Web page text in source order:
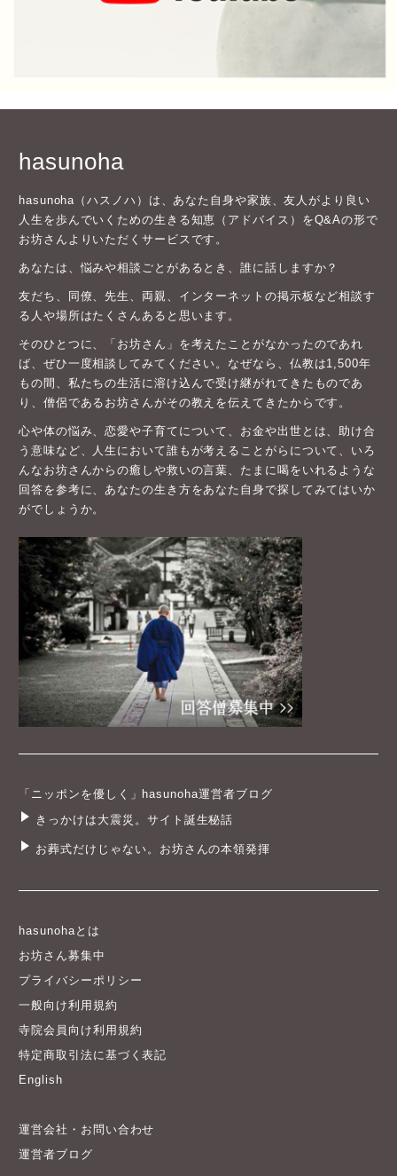
hasunoha
hasunoha（ハスノハ）は、あなた自身や家族、友人がより良い
人生を歩んでいくための生きる知恵（アドバイス）をQ&Aの形で
お坊さんよりいただくサービスです。
あなたは、悩みや相談ごとがあるとき、誰に話しますか？
友だち、同僚、先生、両親、インターネットの掲示板など相談す
る人や場所はたくさんあると思います。
そのひとつに、「お坊さん」を考えたことがなかったのであれ
ば、ぜひ一度相談してみてください。なぜなら、仏教は1,500年
もの間、私たちの生活に溶け込んで受け継がれてきたものであ
り、僧侶であるお坊さんがその教えを伝えてきたからです。
心や体の悩み、恋愛や子育てについて、お金や出世とは、助け合
う意味など、人生において誰もが考えることがらについて、いろ
んなお坊さんからの癒しや救いの言葉、たまに喝をいれるような
回答を参考に、あなたの生き方をあなた自身で探してみてはいか
がでしょうか。
「ニッポンを優しく」hasunoha運営者ブログ
きっかけは大震災。サイト誕生秘話
お葬式だけじゃない。お坊さんの本領発揮
hasunohaとは
お坊さん募集中
プライバシーポリシー
一般向け利用規約
寺院会員向け利用規約
特定商取引法に基づく表記
English
運営会社・お問い合わせ
運営者ブログ